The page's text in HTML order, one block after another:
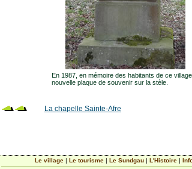
En 1987, en mémoire des habitants de ce
nouvelle plaque de souvenir sur la stèle.
La chapelle Sainte-Afre
Le village| Le tourisme| Le Sundgau| L'Histoire|